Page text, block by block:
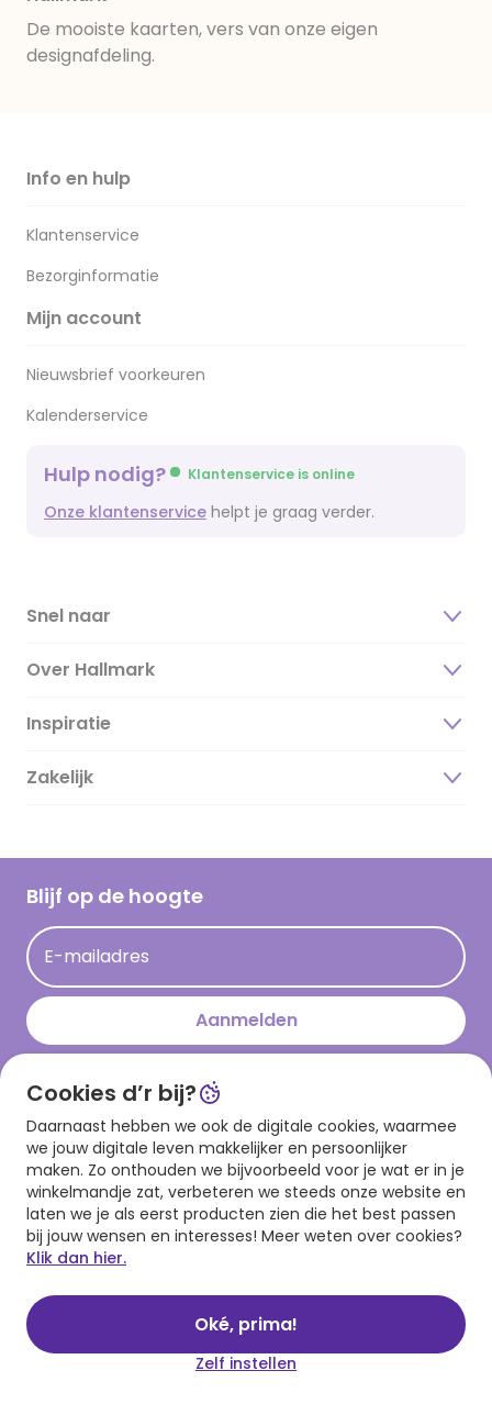
De mooiste kaarten, vers van onze eigen
designafdeling.
Info en hulp
Klantenservice
Bezorginformatie
Mijn account
Nieuwsbrief voorkeuren
Kalenderservice
Hulp nodig? Klantenservice is online
Onze klantenservice helpt je graag verder.
Snel naar
Over Hallmark
Over ons
Duurzaamheid
Hallmark Kaartclub
Acties
Persberichten
Hallmark en Kinderpostzegels
Inspiratie
Magazine
Cadeau inspiratie
Kaartinspiratie
Zakelijk
Blijf op de hoogte
E-mailadres
Aanmelden
Download onze app
Cookies d’r bij?
Daarnaast hebben we ook de digitale cookies, waarmee
we jouw digitale leven makkelijker en persoonlijker
maken. Zo onthouden we bijvoorbeeld voor je wat er in je
winkelmandje zat, verbeteren we steeds onze website en
laten we je als eerst producten zien die het best passen
bij jouw wensen en interesses! Meer weten over cookies?
Klik dan hier.
Oké, prima!
Zelf instellen